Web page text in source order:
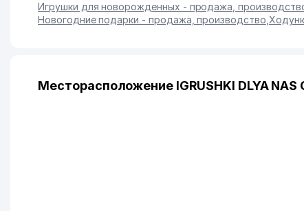
Игрушки для новорожденных - продажа,
Новогодние подарки - продажа, производство
Месторасположение IGRUSHKI DLYA